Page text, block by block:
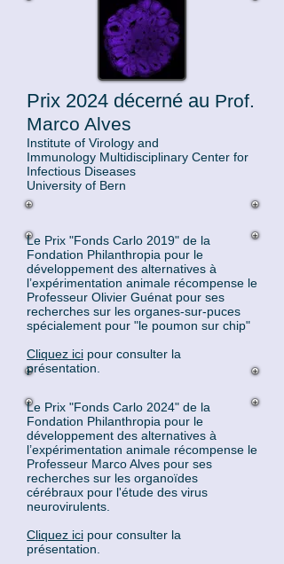
Prix 2024 décerné au Prof.
Marco Alves
Institute of Virology and
Immunology Multidisciplinary Center for
Infectious Diseases
University of Bern
Le Prix "Fonds Carlo 2019" de la
Fondation Philanthropia pour le
développement des alternatives à
l’expérimentation animale récompense le
Professeur Olivier Guénat pour ses
recherches sur les organes-sur-puces
spécialement pour "le poumon sur chip"
Cliquez ici pour consulter la
présentation.
Le Prix "Fonds Carlo 2024" de la
Fondation Philanthropia pour le
développement des alternatives à
l’expérimentation animale récompense le
Professeur Marco Alves pour ses
recherches sur les organoïdes
cérébraux pour l'étude des virus
neurovirulents.
Cliquez ici pour consulter la
présentation.